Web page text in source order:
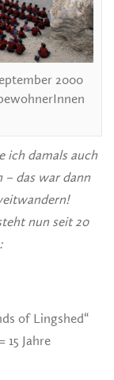
2000
ich damals auch
– das war dann
nun seit 20
of Lingshed“
15 Jahre